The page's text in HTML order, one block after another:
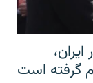
گرفته است